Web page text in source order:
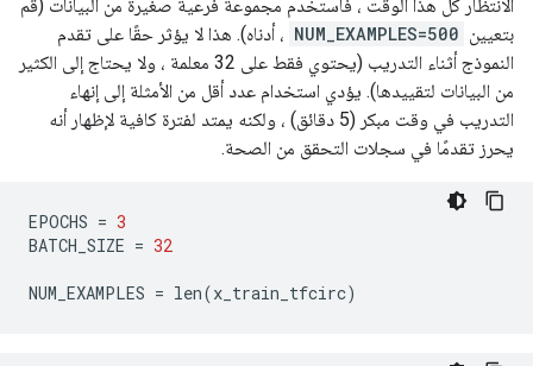
الانتظار كل هذا الوقت ، فاستخدم مجموعة فرعية صغيرة من البيانات (قم
بتعيين NUM_EXAMPLES=500 ، أدناه). هذا لا يؤثر حقًا على تقدم
النموذج أثناء التدريب (يحتوي فقط على 32 معلمة ، ولا يحتاج إلى الكثير
من البيانات لتقييدها). يؤدي استخدام عدد أقل من الأمثلة إلى إنهاء
التدريب في وقت مبكر (5 دقائق) ، ولكنه يمتد لفترة كافية لإظهار أنه
يحرز تقدمًا في سجلات التحقق من الصحة.
EPOCHS = 3
BATCH_SIZE = 32
NUM_EXAMPLES = len(x_train_tfcirc)